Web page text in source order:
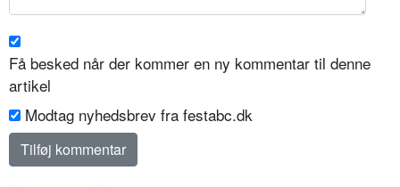
Få besked når der kommer en ny kommentar til denne
artikel
Modtag nyhedsbrev fra festabc.dk